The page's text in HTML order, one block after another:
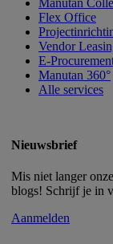
Flex Office
Vendor
E-
Manutan 360°
Alle services
Nieuwsbrief
Mis niet langer
blogs! Schrijf je in
Aanmelden